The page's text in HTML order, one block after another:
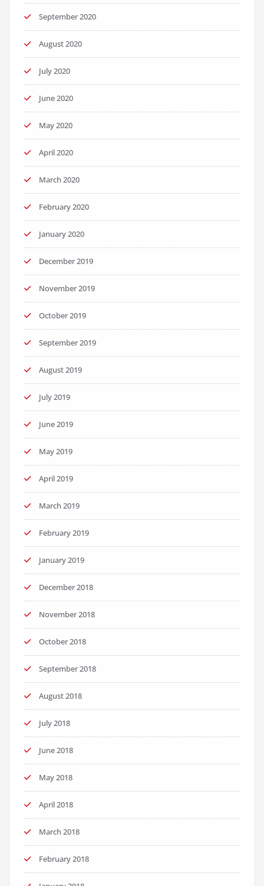
September 2020
August 2020
July 2020
June 2020
May 2020
April 2020
March 2020
February 2020
January 2020
December 2019
November 2019
October 2019
September 2019
August 2019
July 2019
June 2019
May 2019
April 2019
March 2019
February 2019
January 2019
December 2018
November 2018
October 2018
September 2018
August 2018
July 2018
June 2018
May 2018
April 2018
March 2018
February 2018